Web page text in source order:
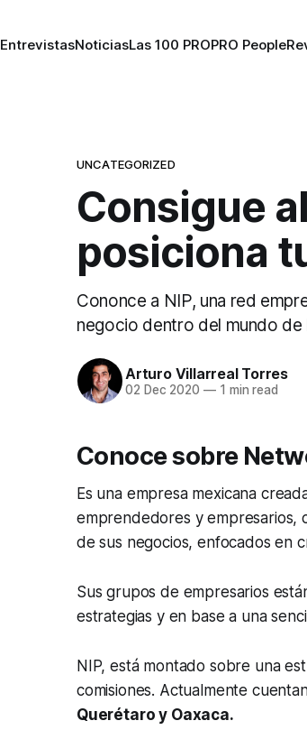
EntrevistasNoticiasLas 100 PROPRO People
UNCATEGORIZED
Consigue
posiciona
Cononce a NIP, una red
negocio dentro del mundo
Arturo Villarreal Torres
02 Dec 2020 —1 min read
Conoce sobre
Es una empresa mexicana
emprendedores y empresarios,
de sus negocios, enfocados en
Sus grupos de empresarios
estrategias y en base a una
NIP, está montado sobre una
comisiones. Actualmente
Querétaro y Oaxaca.